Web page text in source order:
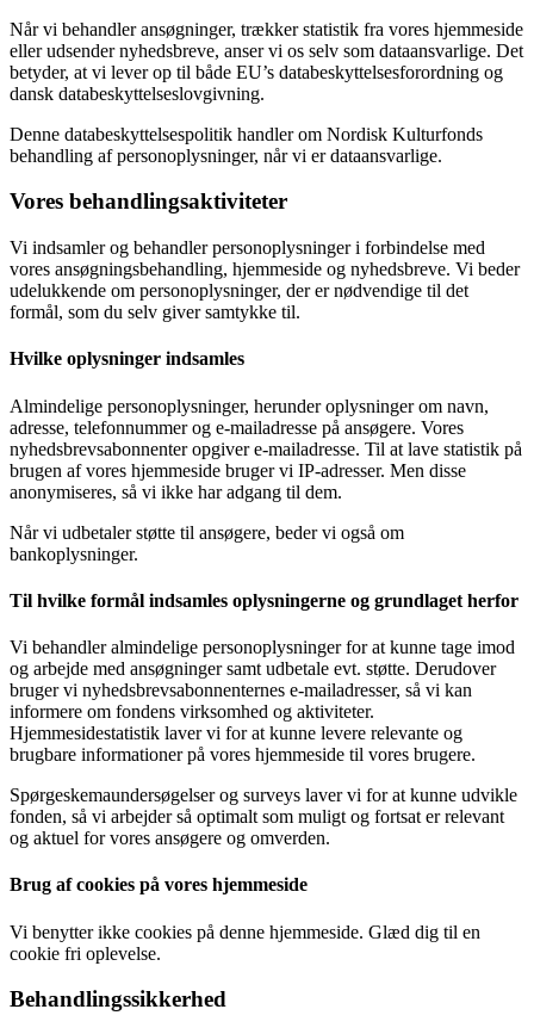
Når vi behandler ansøgninger, trækker statistik fra vores hjemmeside
eller udsender nyhedsbreve, anser vi os selv som dataansvarlige. Det
betyder, at vi lever op til både EU’s databeskyttelsesforordning og
dansk databeskyttelseslovgivning.
Denne databeskyttelsespolitik handler om Nordisk Kulturfonds
behandling af personoplysninger, når vi er dataansvarlige.
Vores behandlingsaktiviteter
Vi indsamler og behandler personoplysninger i forbindelse med
vores ansøgningsbehandling, hjemmeside og nyhedsbreve. Vi beder
udelukkende om personoplysninger, der er nødvendige til det
formål, som du selv giver samtykke til.
Hvilke oplysninger indsamles
Almindelige personoplysninger, herunder oplysninger om navn,
adresse, telefonnummer og e-mailadresse på ansøgere. Vores
nyhedsbrevsabonnenter opgiver e-mailadresse. Til at lave statistik på
brugen af vores hjemmeside bruger vi IP-adresser. Men disse
anonymiseres, så vi ikke har adgang til dem.
Når vi udbetaler støtte til ansøgere, beder vi også om
bankoplysninger.
Til hvilke formål indsamles oplysningerne og grundlaget herfor
Vi behandler almindelige personoplysninger for at kunne tage imod
og arbejde med ansøgninger samt udbetale evt. støtte. Derudover
bruger vi nyhedsbrevsabonnenternes e-mailadresser, så vi kan
informere om fondens virksomhed og aktiviteter.
Hjemmesidestatistik laver vi for at kunne levere relevante og
brugbare informationer på vores hjemmeside til vores brugere.
Spørgeskemaundersøgelser og surveys laver vi for at kunne udvikle
fonden, så vi arbejder så optimalt som muligt og fortsat er relevant
og aktuel for vores ansøgere og omverden.
Brug af cookies på vores hjemmeside
Vi benytter ikke cookies på denne hjemmeside. Glæd dig til en
cookie fri oplevelse.
Behandlingssikkerhed